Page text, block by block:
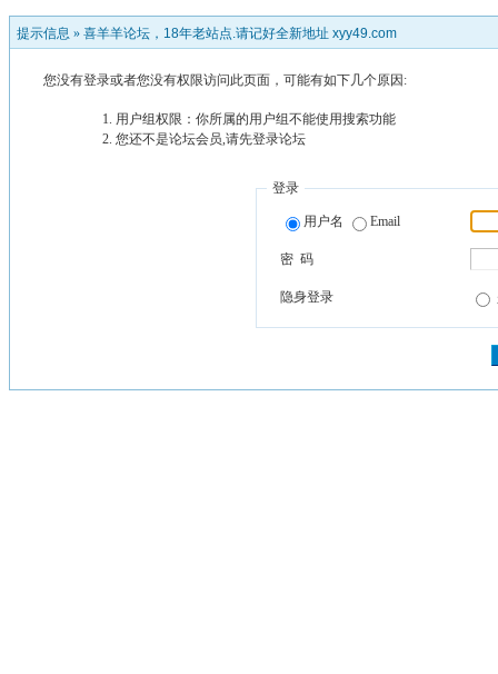
提示信息 » 喜羊羊论坛，18年老站点.请记好全新地址 xyy49.com
您没有登录或者您没有权限访问此页面，可能有如下几个原因:
用户组权限：你所属的用户组不能使用搜索功能
您还不是论坛会员,请先登录论坛
登录
用户名 Email
密 码
隐身登录